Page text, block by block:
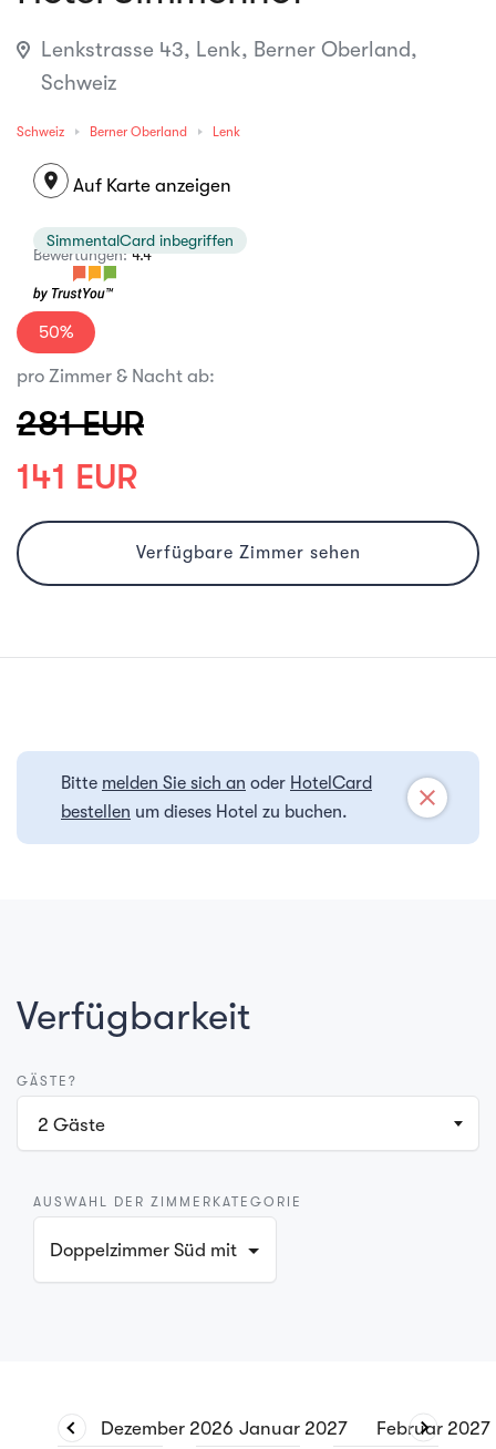
Lenkstrasse 43, Lenk, Berner Oberland,
Schweiz
Schweiz Berner Oberland Lenk
location_on Auf Karte anzeigen
Bewertungen:4.4
SimmentalCard inbegriffen
50%
pro Zimmer & Nacht ab:
281 EUR
141 EUR
Verfügbare Zimmer sehen
Bitte melden Sie sich an oder HotelCard
bestellen um dieses Hotel zu buchen.
close
Verfügbarkeit
GÄSTE?
2 Gäste
AUSWAHL DER ZIMMERKATEGORIE
Doppelzimmer Süd mit Balkon (Mindestaufenthalt
Dezember 2026 Januar 2027 Februar 2027